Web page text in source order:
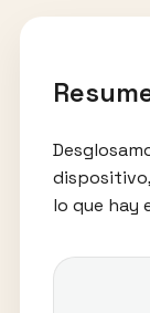
lo que hay